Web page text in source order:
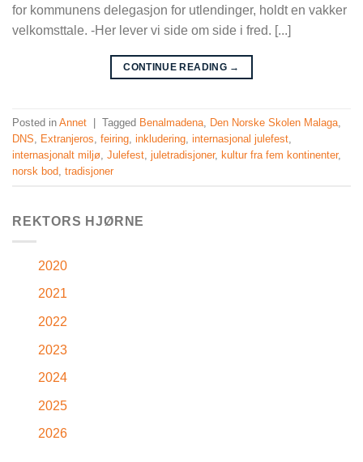
for kommunens delegasjon for utlendinger, holdt en vakker
velkomsttale. -Her lever vi side om side i fred. [...]
CONTINUE READING →
Posted in Annet | Tagged Benalmadena Den Norske Skolen Malaga
DNS
Extranjeros feiring inkludering internasjonal julefest
internasjonalt miljø Julefest juletradisjoner, kultur fra fem kontinenter,
norsk bod tradisjoner
REKTORS HJØRNE
2020
2021
2022
2023
2024
2025
2026